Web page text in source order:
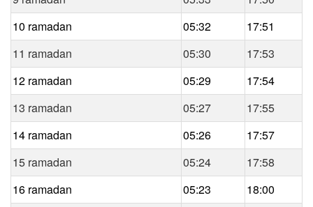
10 ramadan
05:32
17:51
11 ramadan
05:30
17:53
12 ramadan
05:29
17:54
13 ramadan
05:27
17:55
14 ramadan
05:26
17:57
15 ramadan
05:24
17:58
16 ramadan
05:23
18:00